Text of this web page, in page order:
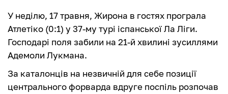
У неділю, 17 травня, Жирона в гостях програла
Атлетіко (0:1) у 37-му турі іспанської Ла Ліги.
Господарі поля забили на 21-й хвилині зусиллями
Адемоли Лукмана.
За каталонців на незвичній для себе позиції
центрального форварда вдруге поспіль розпочав